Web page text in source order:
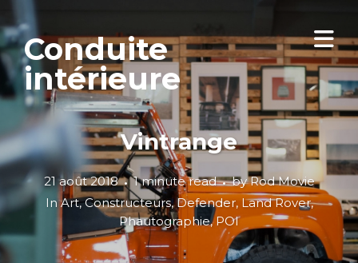
Conduite
intérieure
Vintrange
21 août 2018 1 minute read byRod Movie
InArt,Constructeurs,Defender, Land Rover,
Phautographie,POI